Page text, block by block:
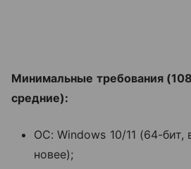
Минимальные требования
средние):
ОС: Windows 10/11 (64-бит,
новее);